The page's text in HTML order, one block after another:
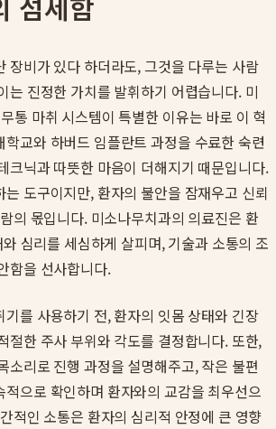
장비가 있다 하더라도, 그것을 다루는 사람
는 진정한 가치를 발휘하기 어렵습니다. 미
통 마취 시스템이 특별한 이유는 바로 이 혁
교와 하버드 임플란트 과정을 수료한 숙련
크닉과 따뜻한 마음이 더해지기 때문입니다.
도구이지만, 환자의 불안을 잠재우고 신뢰
의 몫입니다. 미소나무치과의 의료진은 환
심리를 세심하게 살피며, 기술과 소통의 조
함을 선사합니다.
기를 사용하기 전, 환자의 잇몸 상태와 긴장
절한 주사 부위와 각도를 결정합니다. 또한,
소리로 진행 과정을 설명해주고, 작은 불편
적으로 확인하며 환자와의 교감을 최우선으
적인 소통은 환자의 심리적 안정에 큰 영향